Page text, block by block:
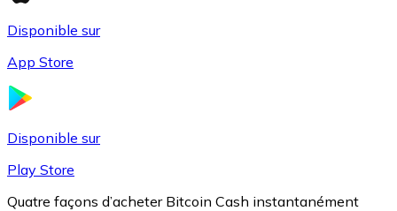
Disponible sur
App Store
Disponible sur
Play Store
Quatre façons d’acheter Bitcoin Cash instantanément